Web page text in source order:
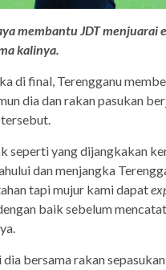
membantu JDT menjuarai
kalinya.
di final, Terengganu
dia dan rakan pasukan
seperti yang dijangkakan
dan menjangka
tapi mujur kami dapat
baik sebelum mencatat
bersama rakan